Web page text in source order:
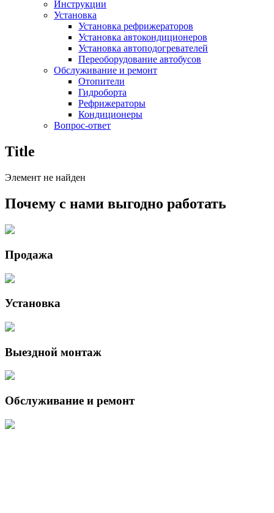
Инструкции
Установка
Установка рефрижераторов
Установка автокондиционеров
Установка автоподогревателей
Переоборудование автобусов
Обслуживание и ремонт
Отопители
Гидроборта
Рефрижераторы
Кондиционеры
Вопрос-ответ
Title
Элемент не найден
Почему с нами выгодно работать
Продажа
Установка
Выездной монтаж
Обслуживание и ремонт